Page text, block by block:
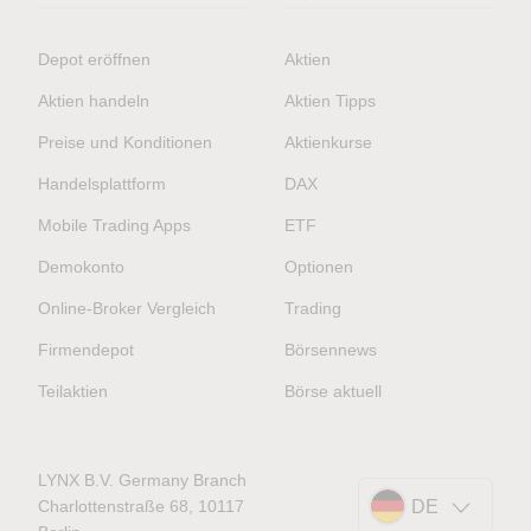
Depot eröffnen
Aktien handeln
Preise und Konditionen
Handelsplattform
Mobile Trading Apps
Demokonto
Online-Broker Vergleich
Firmendepot
Teilaktien
Aktien
Aktien Tipps
Aktienkurse
DAX
ETF
Optionen
Trading
Börsennews
Börse aktuell
LYNX B.V. Germany Branch
Charlottenstraße 68, 10117
DE